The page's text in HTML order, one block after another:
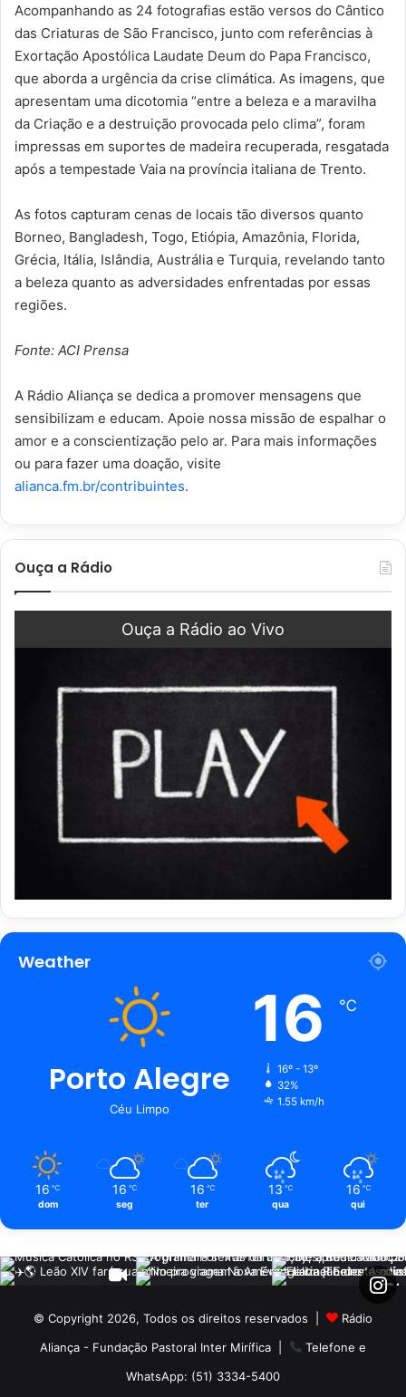
Acompanhando as 24 fotografias estão versos do Cântico
das Criaturas de São Francisco, junto com referências à
Exortação Apostólica Laudate Deum do Papa Francisco,
que aborda a urgência da crise climática. As imagens, que
apresentam uma dicotomia “entre a beleza e a maravilha
da Criação e a destruição provocada pelo clima”, foram
impressas em suportes de madeira recuperada, resgatada
após a tempestade Vaia na província italiana de Trento.
As fotos capturam cenas de locais tão diversos quanto
Borneo, Bangladesh, Togo, Etiópia, Amazônia, Florida,
Grécia, Itália, Islândia, Austrália e Turquia, revelando tanto
a beleza quanto as adversidades enfrentadas por essas
regiões.
Fonte: ACI Prensa
A Rádio Aliança se dedica a promover mensagens que
sensibilizam e educam. Apoie nossa missão de espalhar o
amor e a conscientização pelo ar. Para mais informações
ou para fazer uma doação, visite
alianca.fm.br/contribuintes.
Ouça a Rádio
Ouça a Rádio ao Vivo
Weather
Porto Alegre
Céu Limpo
16 ℃
16º - 13º
32%
1.55 km/h
16 ℃
dom
16 ℃
seg
16 ℃
ter
13 ℃
qua
16 ℃
qui
© Copyright 2026, Todos os direitos reservados |
Rádio
Aliança - Fundação Pastoral Inter Mirífica|
Telefone e
WhatsApp: (51) 3334-5400